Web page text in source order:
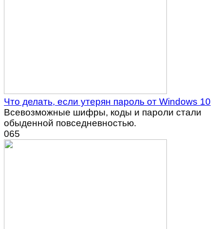
Что делать, если утерян пароль от Windows 10
Всевозможные шифры, коды и пароли стали
обыденной повседневностью.
065